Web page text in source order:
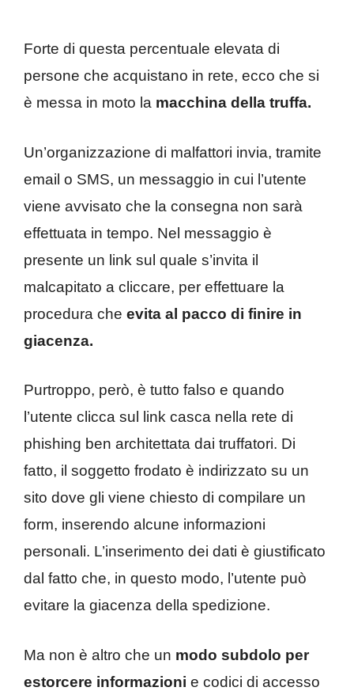
Forte di questa percentuale elevata di
persone che acquistano in rete, ecco che si
è messa in moto la macchina della truffa.
Un’organizzazione di malfattori invia, tramite
email o SMS, un messaggio in cui l’utente
viene avvisato che la consegna non sarà
effettuata in tempo. Nel messaggio è
presente un link sul quale s’invita il
malcapitato a cliccare, per effettuare la
procedura che evita al pacco di finire in
giacenza.
Purtroppo, però, è tutto falso e quando
l’utente clicca sul link casca nella rete di
phishing ben architettata dai truffatori. Di
fatto, il soggetto frodato è indirizzato su un
sito dove gli viene chiesto di compilare un
form, inserendo alcune informazioni
personali. L’inserimento dei dati è giustificato
dal fatto che, in questo modo, l’utente può
evitare la giacenza della spedizione.
Ma non è altro che un modo subdolo per
estorcere informazioni e codici di accesso